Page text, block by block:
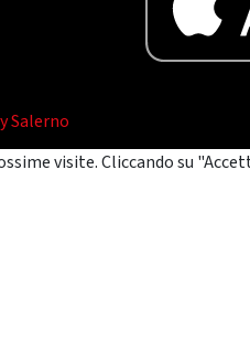
Salerno
visite. Cliccando su